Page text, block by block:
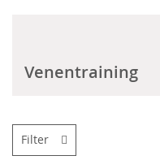
Venentraining
Filter